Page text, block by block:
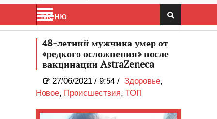
Меню
48-летний мужчина умер от
«редкого осложнения» после
вакцинации AstraZeneca
27/06/2021 / 9:54 / Здоровье,
Новое, Происшествия, ТОП